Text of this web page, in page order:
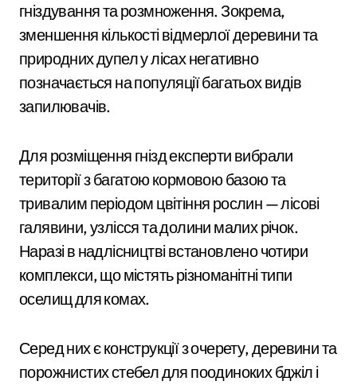
гніздування та розмноження. Зокрема,
зменшення кількості відмерлої деревини та
природних дупел у лісах негативно
позначається на популяції багатьох видів
запилювачів.
Для розміщення гнізд експерти вибрали
території з багатою кормовою базою та
тривалим періодом цвітіння рослин — лісові
галявини, узлісся та долини малих річок.
Наразі в надлісництві встановлено чотири
комплекси, що містять різноманітні типи
оселищ для комах.
Серед них є конструкції з очерету, деревини та
порожнистих стебел для поодиноких бджіл і